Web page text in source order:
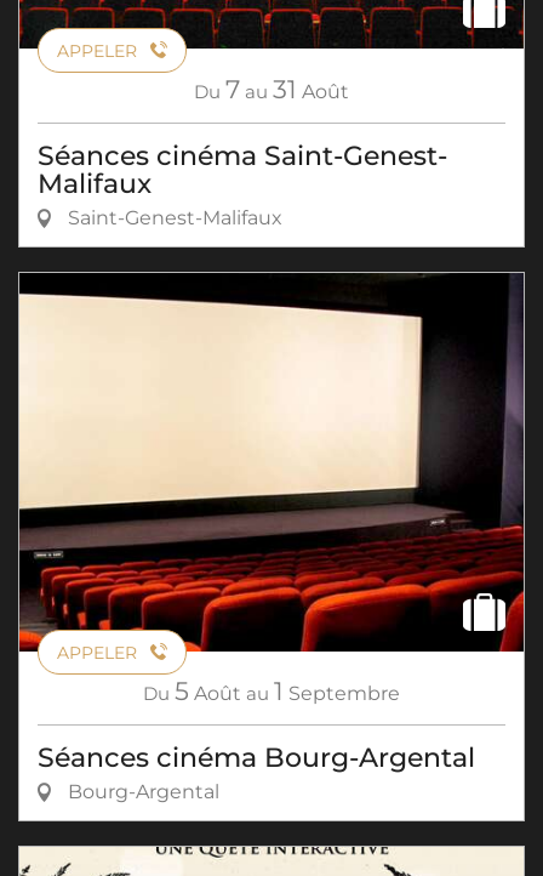
APPELER
Du 7 au 31 Août
Séances cinéma Saint-Genest-
Malifaux
Saint-Genest-Malifaux
APPELER
Du 5 Août au 1 Septembre
Séances cinéma Bourg-Argental
Bourg-Argental